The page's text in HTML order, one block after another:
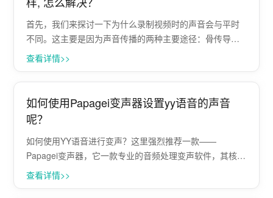
首先，我们来探讨一下为什么录制视频时的声音会与平时
不同。这主要是因为声音传播的两种主要途径：骨传导和
气传导。当我们说话时，声音会通过这两种方式传播到我
耳，而气传导则是声音通过空气传播，经过外耳···
查看详情>>
如何使用Papagei变声器设置yy语音的声音
呢？
如何使用YY语音进行变声？这里强烈推荐一款——
Papagei变声器，它一款专业的音频处理变声软件，其核心
功能包括AI实时变声、文件变声、音效处理等。这款软件
查看详情>>